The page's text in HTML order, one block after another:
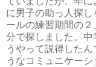
に男子の助っ人探
ールの練習期間の
分で探しました。
うやって説得した
うなコミュニケー